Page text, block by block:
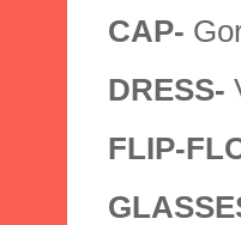
CAP-
DRESS-
FLIP-